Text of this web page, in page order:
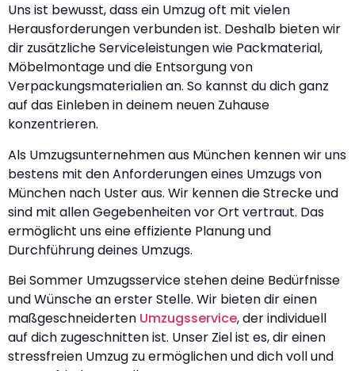
Uns ist bewusst, dass ein Umzug oft mit vielen
Herausforderungen verbunden ist. Deshalb bieten wir
dir zusätzliche Serviceleistungen wie Packmaterial,
Möbelmontage und die Entsorgung von
Verpackungsmaterialien an. So kannst du dich ganz
auf das Einleben in deinem neuen Zuhause
konzentrieren.
Als Umzugsunternehmen aus München kennen wir uns
bestens mit den Anforderungen eines Umzugs von
München nach Uster aus. Wir kennen die Strecke und
sind mit allen Gegebenheiten vor Ort vertraut. Das
ermöglicht uns eine effiziente Planung und
Durchführung deines Umzugs.
Bei Sommer Umzugsservice stehen deine Bedürfnisse
und Wünsche an erster Stelle. Wir bieten dir einen
maßgeschneiderten Umzugsservice, der individuell
auf dich zugeschnitten ist. Unser Ziel ist es, dir einen
stressfreien Umzug zu ermöglichen und dich voll und